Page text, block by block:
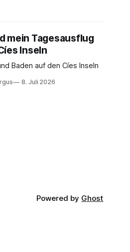
mein Tagesausflug
Inseln
Baden auf den Cíes Inseln
8. Juli 2026
Powered by Ghost